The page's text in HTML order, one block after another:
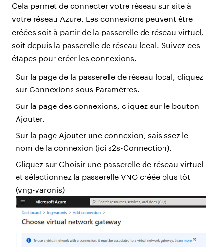
Cela permet de connecter votre réseau sur site à
votre réseau Azure. Les connexions peuvent être
créées soit à partir de la passerelle de réseau virtuel,
soit depuis la passerelle de réseau local. Suivez ces
étapes pour créer les connexions.
Sur la page de la passerelle de réseau local, cliquez
sur Connexions sous Paramètres.
Sur la page des connexions, cliquez sur le bouton
Ajouter.
Sur la page Ajouter une connexion, saisissez le
nom de la connexion (ici s2s-Connection).
Cliquez sur Choisir une passerelle de réseau virtuel
et sélectionnez la passerelle VNG créée plus tôt
(vng-varonis)